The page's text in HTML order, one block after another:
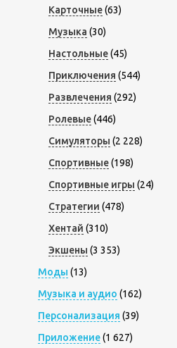
Карточные(63)
Музыка (30)
Настольные(45)
Приключения (544)
Развлечения (292)
Ролевые(446)
Симуляторы (2 228)
Спортивные(198)
Спортивные игры (24)
Стратегии (478)
Хентай (310)
Экшены (3 353)
Моды (13)
Музыка и аудио (162)
Персонализация (39)
Приложение(1 627)